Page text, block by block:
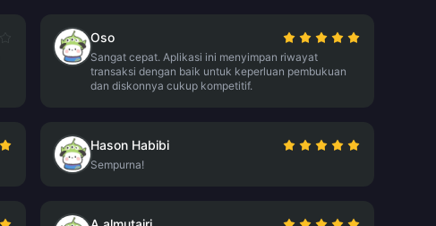
Oso
Sangat cepat. Aplikasi ini menyimpan riwayat
transaksi dengan baik untuk keperluan pembukuan
dan diskonnya cukup kompetitif.
Hason Habibi
Sempurna!